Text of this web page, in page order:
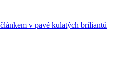
v pavé kulatých briliantů